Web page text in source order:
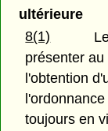
ultérieure
8(1)
présenter
l'obtention
toujours en